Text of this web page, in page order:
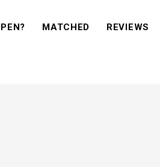
(VERKOPEN?)
MATCHED (MATCHED)
REVIEWS